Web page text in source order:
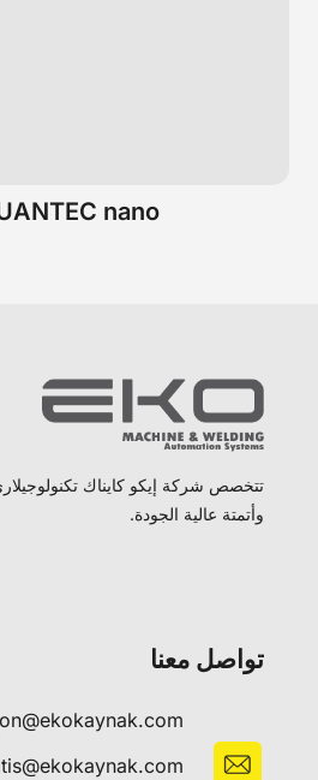
nano
تتخصص شركة إيكو كايناك
وأتمتة عالية الجودة.
تواصل معنا